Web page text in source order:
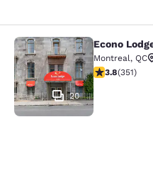
Econo Lodge
20
Econo
Montreal, QC
3.83 étoiles.
3.8(351)